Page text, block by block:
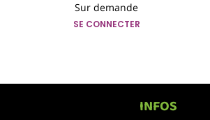
Sur demande
SE CONNECTER
INFOS